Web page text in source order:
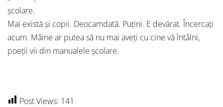
școlare.
Mai există și copii. Deocamdată. Puțini. E devărat. Încercați
acum. Mâine ar putea să nu mai aveți cu cine vă întâlni,
poeții vii din manualele școlare.
Post Views: 141